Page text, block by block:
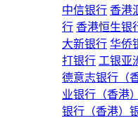
中信银行 香港
行 香港恒生银
大新银行 华侨
打银行 工银亚
德意志银行（
业银行（香港）
银行（香港）